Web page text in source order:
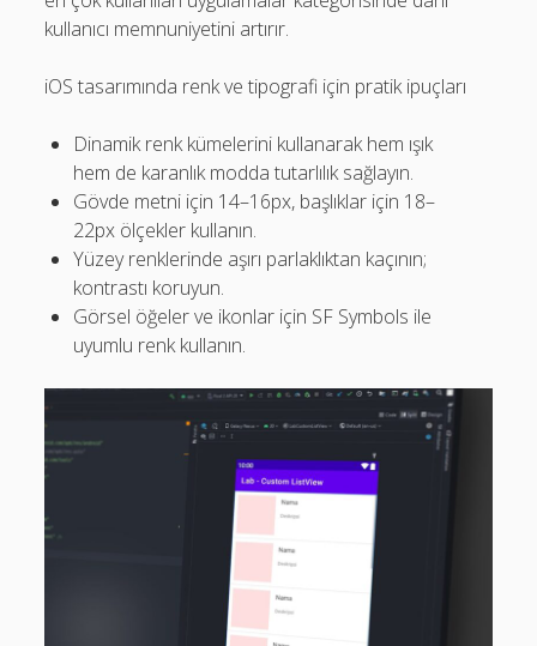
kullanıcı memnuniyetini artırır.
iOS tasarımında renk ve tipografi için pratik ipuçları
Dinamik renk kümelerini kullanarak hem ışık
hem de karanlık modda tutarlılık sağlayın.
Gövde metni için 14–16px, başlıklar için 18–
22px ölçekler kullanın.
Yüzey renklerinde aşırı parlaklıktan kaçının;
kontrastı koruyun.
Görsel öğeler ve ikonlar için SF Symbols ile
uyumlu renk kullanın.